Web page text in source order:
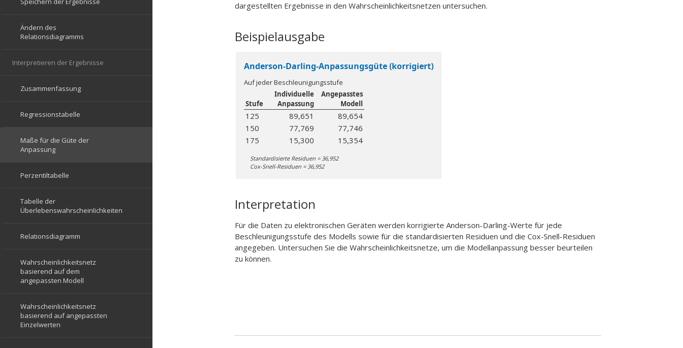
dargestellten Ergebnisse in den Wahrscheinlichkeitsnetzen untersuchen.
Beispielausgabe
Anderson-Darling-Anpassungsgüte (korrigiert)
Auf jeder Beschleunigungsstufe
Stufe
Individuelle
Anpassung
Angepasstes
Modell
125 89,651
89,654
150
77,769
77,746
175
15,300 15,354
Standardisierte Residuen = 36,952
Cox-Snell-Residuen = 36,952
Interpretation
Für die Daten zu elektronischen Geräten werden korrigierte Anderson-Darling-Werte für jede
Beschleunigungsstufe des Modells sowie für die standardisierten Residuen und die Cox-Snell-Residuen
angegeben. Untersuchen Sie die Wahrscheinlichkeitsnetze, um die Modellanpassung besser beurteilen
zu können.